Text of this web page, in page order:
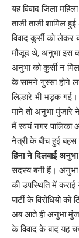
यह विवाद जिला
ताजी ताजी शामिल
विवाद कुर्सी को लेकर
मौजूद थे, अनुभा इस
अनुभा को कुर्सी न
के सामने गुस्सा होने
लिल्हारे भी भड़क
माने तो अनुभा मुंजारे
मैं स्वयं नगर पालिका
नेत्री के बीच हुई बहस
हिना ने दिलवाई
सदस्य बनी हैं। अनुभा
की उपस्थिति में
पार्टी के विरोधियो
अब आते ही अनुभा
के विवाद के बाद यह